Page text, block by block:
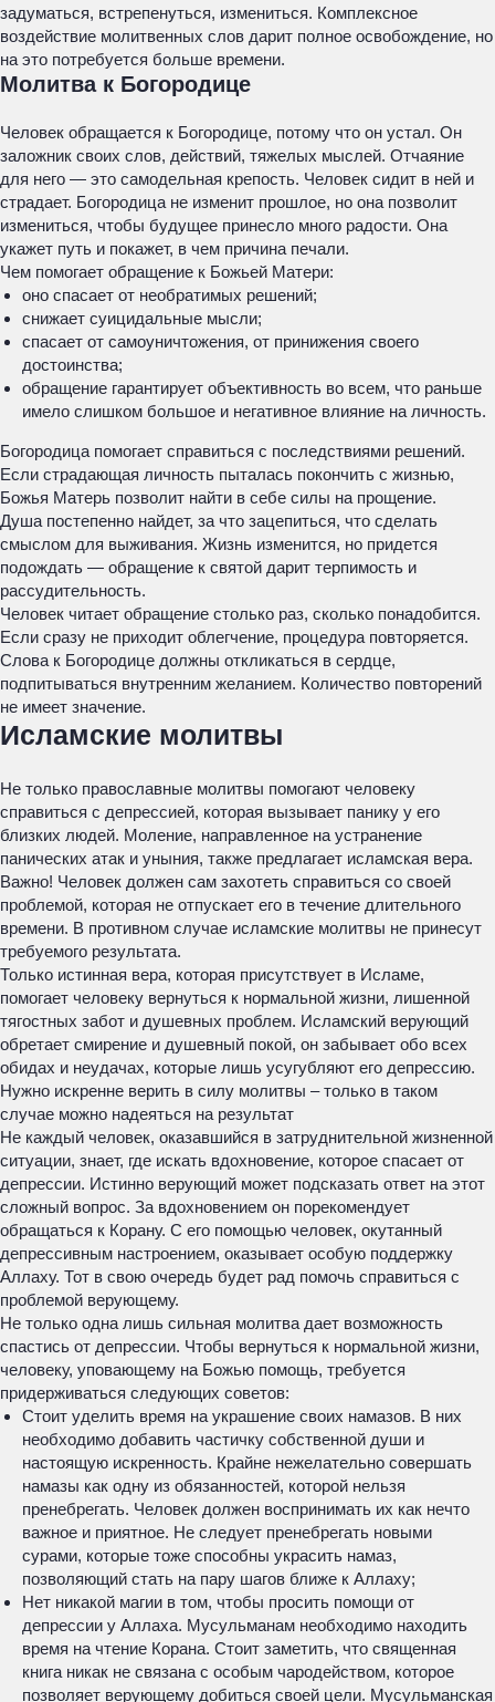
задуматься, встрепенуться, измениться. Комплексное
воздействие молитвенных слов дарит полное освобождение, но
на это потребуется больше времени.
Молитва к Богородице
Человек обращается к Богородице, потому что он устал. Он
заложник своих слов, действий, тяжелых мыслей. Отчаяние
для него — это самодельная крепость. Человек сидит в ней и
страдает. Богородица не изменит прошлое, но она позволит
измениться, чтобы будущее принесло много радости. Она
укажет путь и покажет, в чем причина печали.
Чем помогает обращение к Божьей Матери:
оно спасает от необратимых решений;
снижает суицидальные мысли;
спасает от самоуничтожения, от принижения своего
достоинства;
обращение гарантирует объективность во всем, что раньше
имело слишком большое и негативное влияние на личность.
Богородица помогает справиться с последствиями решений.
Если страдающая личность пыталась покончить с жизнью,
Божья Матерь позволит найти в себе силы на прощение.
Душа постепенно найдет, за что зацепиться, что сделать
смыслом для выживания. Жизнь изменится, но придется
подождать — обращение к святой дарит терпимость и
рассудительность.
Человек читает обращение столько раз, сколько понадобится.
Если сразу не приходит облегчение, процедура повторяется.
Слова к Богородице должны откликаться в сердце,
подпитываться внутренним желанием. Количество повторений
не имеет значение.
Исламские молитвы
Не только православные молитвы помогают человеку
справиться с депрессией, которая вызывает панику у его
близких людей. Моление, направленное на устранение
панических атак и уныния, также предлагает исламская вера.
Важно! Человек должен сам захотеть справиться со своей
проблемой, которая не отпускает его в течение длительного
времени. В противном случае исламские молитвы не принесут
требуемого результата.
Только истинная вера, которая присутствует в Исламе,
помогает человеку вернуться к нормальной жизни, лишенной
тягостных забот и душевных проблем. Исламский верующий
обретает смирение и душевный покой, он забывает обо всех
обидах и неудачах, которые лишь усугубляют его депрессию.
Нужно искренне верить в силу молитвы – только в таком
случае можно надеяться на результат
Не каждый человек, оказавшийся в затруднительной жизненной
ситуации, знает, где искать вдохновение, которое спасает от
депрессии. Истинно верующий может подсказать ответ на этот
сложный вопрос. За вдохновением он порекомендует
обращаться к Корану. С его помощью человек, окутанный
депрессивным настроением, оказывает особую поддержку
Аллаху. Тот в свою очередь будет рад помочь справиться с
проблемой верующему.
Не только одна лишь сильная молитва дает возможность
спастись от депрессии. Чтобы вернуться к нормальной жизни,
человеку, уповающему на Божью помощь, требуется
придерживаться следующих советов:
Стоит уделить время на украшение своих намазов. В них
необходимо добавить частичку собственной души и
настоящую искренность. Крайне нежелательно совершать
намазы как одну из обязанностей, которой нельзя
пренебрегать. Человек должен воспринимать их как нечто
важное и приятное. Не следует пренебрегать новыми
сурами, которые тоже способны украсить намаз,
позволяющий стать на пару шагов ближе к Аллаху;
Нет никакой магии в том, чтобы просить помощи от
депрессии у Аллаха. Мусульманам необходимо находить
время на чтение Корана. Стоит заметить, что священная
книга никак не связана с особым чародейством, которое
позволяет верующему добиться своей цели. Мусульманская